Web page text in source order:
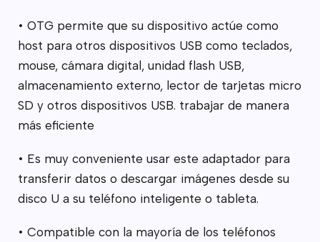
• OTG permite que su dispositivo actúe como
host para otros dispositivos USB como teclados,
mouse, cámara digital, unidad flash USB,
almacenamiento externo, lector de tarjetas micro
SD y otros dispositivos USB. trabajar de manera
más eficiente
• Es muy conveniente usar este adaptador para
transferir datos o descargar imágenes desde su
disco U a su teléfono inteligente o tableta.
• Compatible con la mayoría de los teléfonos